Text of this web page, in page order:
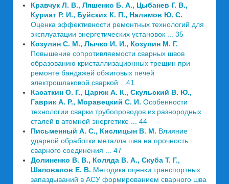
Кравчук Л. В., Ляшенко Б. А., Цыбанев Г. В.,
Куриат Р. И., Буйских К. П., Налимов Ю. С.
Оценка эффективности ремонтных технологий для
эксплуатации энергетических установок ... 35
Козулин С. М., Лычко И. И., Козулин М. Г.
Повышение сопротивляемости сварных швов
образованию кристаллизационных трещин при
ремонте бандажей обжиговых печей
электрошлаковой сваркой ...41
Касаткин О. Г., Царюк А. К., Скульский В. Ю.,
Гаврик А. Р., Моравецкий С. И. Особенности
технологии сварки трубопроводов из разнородных
сталей в атомной энергетике ... 44
Письменный А. С., Кислицын В. М. Влияние
ударной обработки металла шва на прочность
сварного соединения ... 47
Долиненко В. В., Коляда В. А., Скуба Т. Г.,
Шаповалов Е. В. Методика оценки транспортных
запаздываний в АСУ формированием сварного шва